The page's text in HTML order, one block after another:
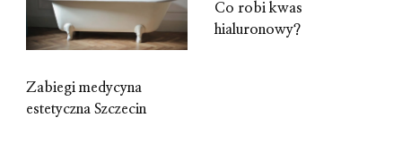
Zabiegi medycyna
estetyczna Szczecin
Co robi kwas
hialuronowy?